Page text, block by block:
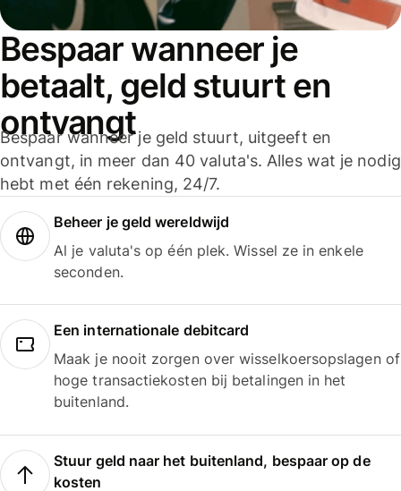
Bespaar wanneer je
betaalt, geld stuurt en
ontvangt
Bespaar wanneer je geld stuurt, uitgeeft en
ontvangt, in meer dan 40 valuta's. Alles wat je nodig
hebt met één rekening, 24/7.
Beheer je geld wereldwijd
Al je valuta's op één plek. Wissel ze in enkele
seconden.
Een internationale debitcard
Maak je nooit zorgen over wisselkoersopslagen of
hoge transactiekosten bij betalingen in het
buitenland.
Stuur geld naar het buitenland, bespaar op de
kosten